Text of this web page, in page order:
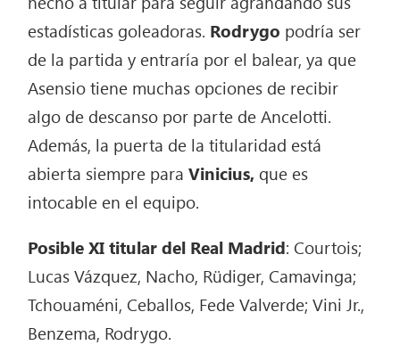
estadísticas goleadoras. Rodrygo podría ser
de la partida y entraría por el balear, ya que
Asensio tiene muchas opciones de recibir
algo de descanso por parte de Ancelotti.
Además, la puerta de la titularidad está
abierta siempre paraVinicius, que es
intocable en el equipo.
Posible XI titular del Real Madrid: Courtois;
Lucas Vázquez, Nacho, Rüdiger, Camavinga;
Tchouaméni, Ceballos, Fede Valverde; Vini Jr.,
Benzema, Rodrygo.